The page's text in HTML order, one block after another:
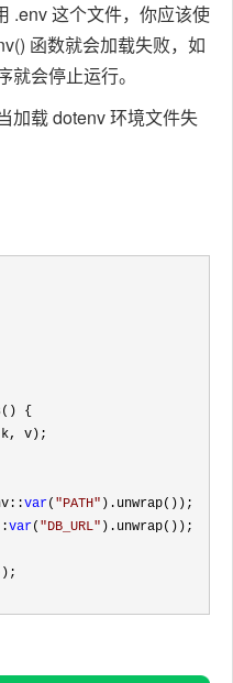
.env 这个文件，你应该使
函数就会加载失败，如
会停止运行。
加载 dotenv 环境文件失
var( "PATH"
var( "DB_URL"